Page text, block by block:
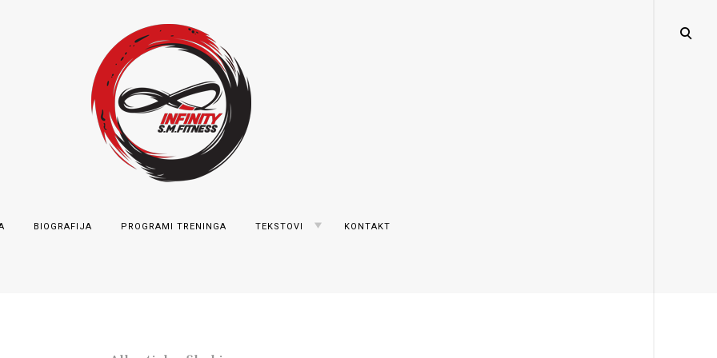
open
BIOGRAFIJA PROGRAMI TRENINGA TEKSTOVI TOGGLE
CHILD
KONTAKT